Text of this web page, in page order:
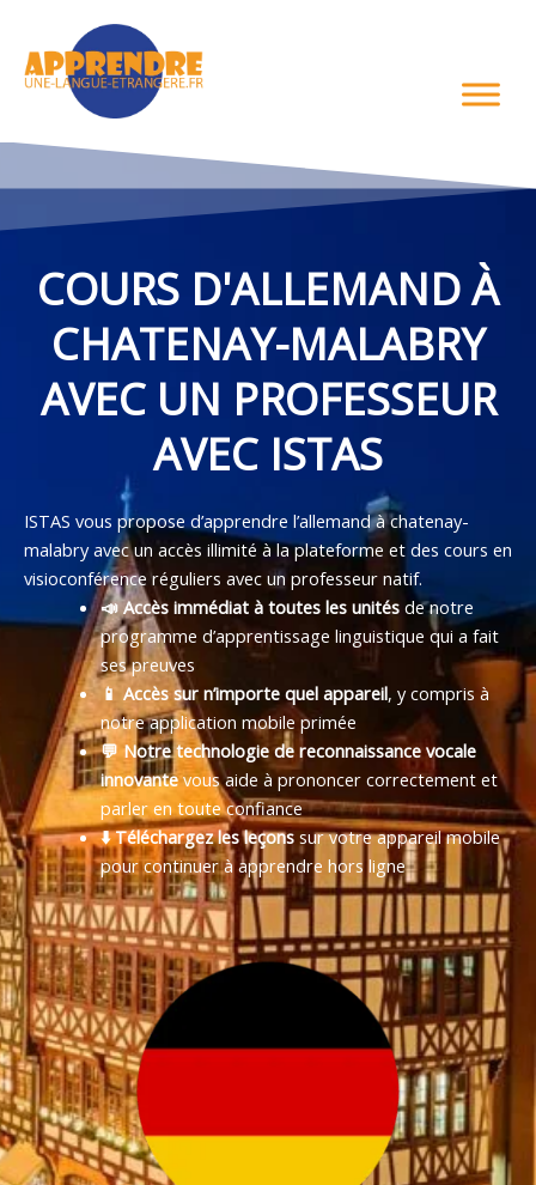
contenu
COURS D'ALLEMAND À
CHATENAY-MALABRY
AVEC UN PROFESSEUR
AVEC ISTAS
ISTAS vous propose d’apprendre l’allemand à chatenay-
malabry avec un accès illimité à la plateforme et des cours en
visioconférence réguliers avec un professeur natif.
📣 Accès immédiat à toutes les unitésde notre
programme d’apprentissage linguistique qui a fait
ses preuves
📱 Accès sur n’importe quel appareil, y compris à
notre application mobile primée
💬 Notre technologie de reconnaissance vocale
innovantevous aide à prononcer correctement et
parler en toute confiance
⬇️ Téléchargez les leçonssur votre appareil mobile
pour continuer à apprendre hors ligne